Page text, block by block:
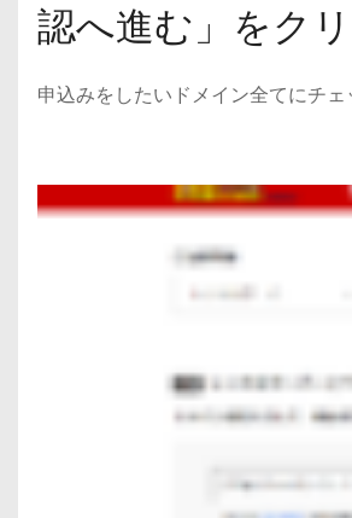
認へ進む」をク
申込みをしたいドメイン全てにチ